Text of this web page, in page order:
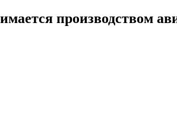
производством